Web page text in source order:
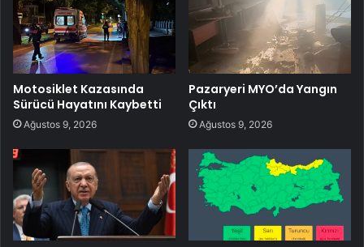
Motosiklet Kazasında
Sürücü Hayatını Kaybetti
Ağustos 9, 2026
Pazaryeri MYO’da Yangın
Çıktı
Ağustos 9, 2026